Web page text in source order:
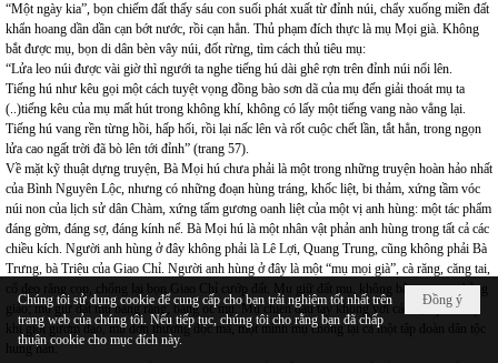
“Một ngày kia”, bọn chiếm đất thấy sáu con suối phát xuất từ đỉnh núi, chẩy xuống miền đất
khẩn hoang dần dần cạn bớt nước, rồi cạn hẳn. Thủ phạm đích thực là mụ Mọi già. Không
bắt được mụ, bọn di dân bèn vây núi, đốt rừng, tìm cách thủ tiêu mụ:
“Lửa leo núi được vài giờ thì ngưới ta nghe tiếng hú dài ghê rợn trên đỉnh núi nổi lên.
Tiếng hú như kêu gọi một cách tuyệt vọng đồng bào sơn dã của mụ đến giải thoát mụ ta
(..)tiếng kêu của mụ mất hút trong không khí, không có lấy một tiếng vang nào vẳng lại.
Tiếng hú vang rền từng hồi, hấp hối, rồi lại nấc lên và rốt cuộc chết lần, tắt hẳn, trong ngọn
lửa cao ngất trời đã bò lên tới đỉnh” (trang 57).
Về mặt kỹ thuật dựng truyện, Bà Mọi hú chưa phải là một trong những truyện hoàn hảo nhất
của Bình Nguyên Lộc, nhưng có những đoạn hùng tráng, khốc liệt, bi thảm, xứng tầm vóc
núi non của lịch sử dân Chàm, xứng tấm gương oanh liệt của một vị anh hùng: một tác phẩm
đáng gờm, đáng sợ, đáng kính nể. Bà Mọi hú là một nhân vật phản anh hùng trong tất cả các
chiều kích. Người anh hùng ở đây không phải là Lê Lợi, Quang Trung, cũng không phải Bà
Trưng, bà Triệu của Giao Chỉ. Người anh hùng ở đây là một “mụ mọi già”, cà răng, căng tai,
cổ đeo răng cọp, chống lại bọn Giao Chỉ cướp đất. Mụ giữ đất mụ, không bằng gươm, bằng
giáo; mụ giữ đất mụ bằng răng, bằng óc mụ. Mụ chiến đấu tay không với các đội quân đầy
khí giới gươm đao, mụ đơn thương độc mã, một mình mụ chống lại cả một tập đoàn dân tộc
hung hãn.
Đồng ý
Chúng tôi sử dụng cookie để cung cấp cho bạn trải nghiệm tốt nhất trên
trang web của chúng tôi. Nếu tiếp tục, chúng tôi cho rằng bạn đã chấp
thuận cookie cho mục đích này.